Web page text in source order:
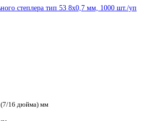
степлера тип 53 8x0,7 мм, 1000 шт./уп
(7/16 дюйма) мм